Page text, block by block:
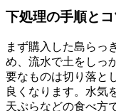
下処理の手順とコ
まず購入した島らっ
め、流水で土をしっ
要なものは切り落と
良くなります。水気
天ぷらなどの食べ方